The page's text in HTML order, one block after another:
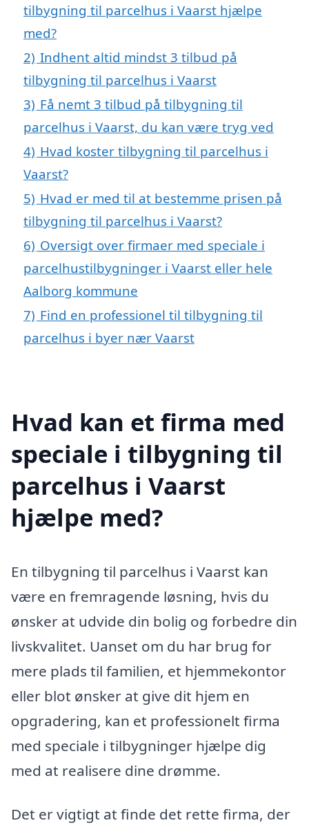
tilbygning til parcelhus i Vaarst hjælpe
med?
2) Indhent altid mindst 3 tilbud på
tilbygning til parcelhus i Vaarst
3) Få nemt 3 tilbud på tilbygning til
parcelhus i Vaarst, du kan være tryg ved
4) Hvad koster tilbygning til parcelhus i
Vaarst?
5) Hvad er med til at bestemme prisen på
tilbygning til parcelhus i Vaarst?
6) Oversigt over firmaer med speciale i
parcelhustilbygninger i Vaarst eller hele
Aalborg kommune
7) Find en professionel til tilbygning til
parcelhus i byer nær Vaarst
Hvad kan et firma med
speciale i tilbygning til
parcelhus i Vaarst
hjælpe med?
En tilbygning til parcelhus i Vaarst kan
være en fremragende løsning, hvis du
ønsker at udvide din bolig og forbedre din
livskvalitet. Uanset om du har brug for
mere plads til familien, et hjemmekontor
eller blot ønsker at give dit hjem en
opgradering, kan et professionelt firma
med speciale i tilbygninger hjælpe dig
med at realisere dine drømme.
Det er vigtigt at finde det rette firma, der